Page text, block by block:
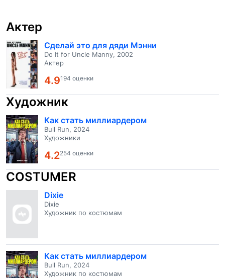
Актер
Сделай это для дяди Мэнни
Do It for Uncle Manny, 2002
Актер
4.9194 оценки
Художник
Как стать миллиардером
Bull Run, 2024
Художники
4.2254 оценки
COSTUMER
Dixie
Dixie
Художник по костюмам
Как стать миллиардером
Bull Run, 2024
Художник по костюмам